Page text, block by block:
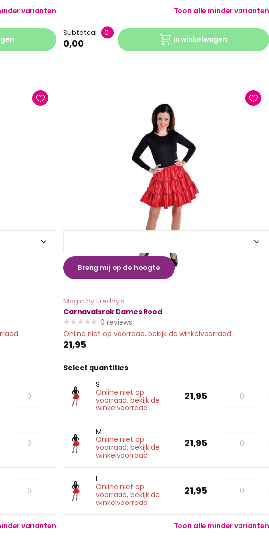
varianten Toon alle mindervarianten
Subtotaal 0
0,00 In winkelwagen
varianten
Breng mij op de hoogte
Magic by Freddy's
Carnavalsrok Dames Rood
0 reviews
Online niet op voorraad, bekijk de winkelvoorraad
21,95
Select quantities
S
Online niet op
voorraad, bekijk de
winkelvoorraad
21,95
M
Online niet op
voorraad, bekijk de
winkelvoorraad
21,95
L
Online niet op
voorraad, bekijk de
winkelvoorraad
21,95
Toon alle mindervarianten